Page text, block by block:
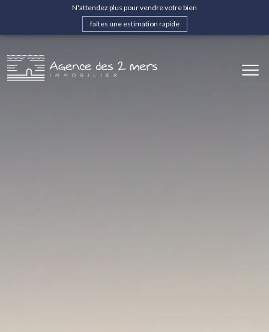
N'attendez plus pour vendre votre bien
faites une estimation rapide